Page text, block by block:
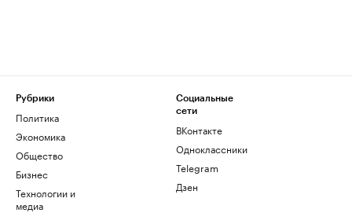
Рубрики
Политика
Экономика
Общество
Бизнес
Технологии и
медиа
Социальные
сети
ВКонтакте
Одноклассники
Telegram
Дзен